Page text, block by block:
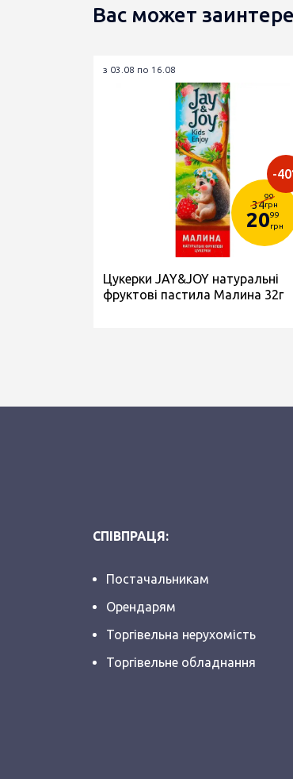
Вас может
з 03.08 по 16.08
34
99
грн
2099
грн
-40
Цукерки JAY&JOY натуральні
фруктові пастила Малина 32г
СПІВПРАЦЯ:
Постачальникам
Орендарям
Торгівельна нерухомість
Торгівельне обладнання